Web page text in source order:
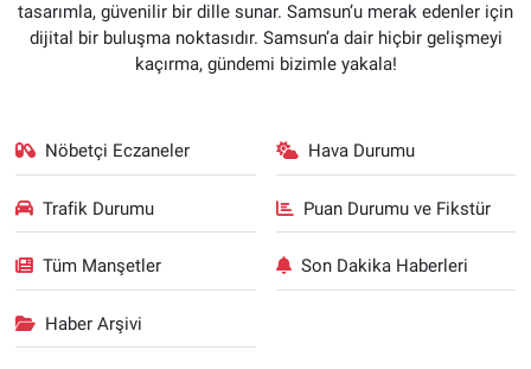
tasarımla, güvenilir bir dille sunar. Samsun’u merak edenler için
dijital bir buluşma noktasıdır. Samsun’a dair hiçbir gelişmeyi
kaçırma, gündemi bizimle yakala!
Nöbetçi Eczaneler Hava Durumu
Trafik Durumu Puan Durumu ve Fikstür
Tüm Manşetler Son Dakika Haberleri
Haber Arşivi